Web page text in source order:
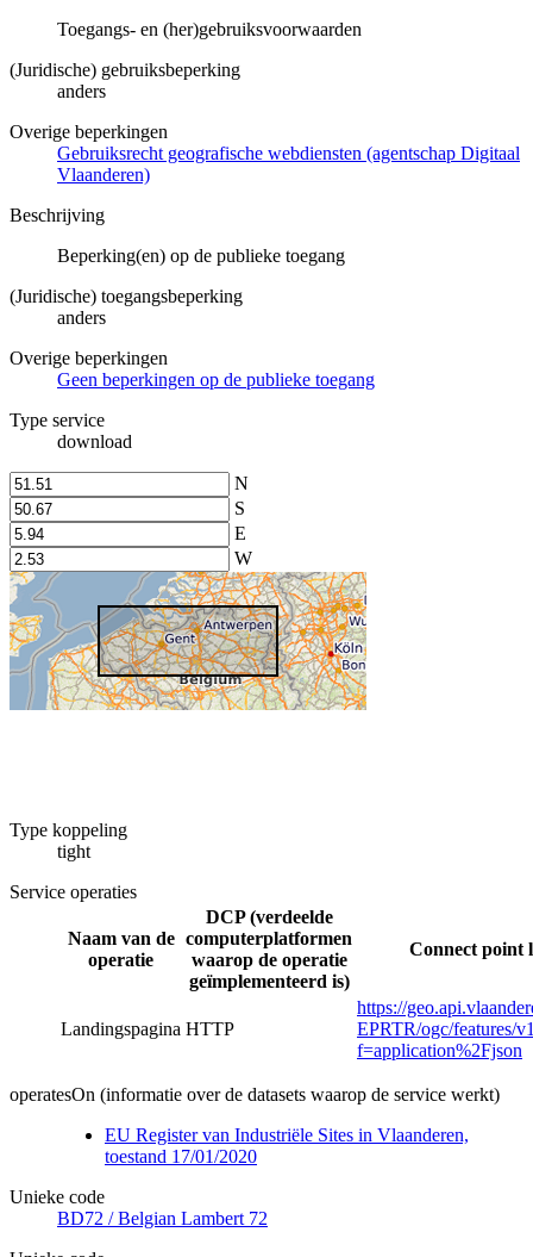
Toegangs- en (her)gebruiksvoorwaarden
(Juridische) gebruiksbeperking
anders
Overige beperkingen
Gebruiksrecht geografische webdiensten (agentschap Digitaal
Vlaanderen)
Beschrijving
Beperking(en) op de publieke toegang
(Juridische) toegangsbeperking
anders
Overige beperkingen
Geen beperkingen op de publieke toegang
Type service
download
N
S
E
W
Type koppeling
tight
Service operaties
Naam van de
operatie
DCP (verdeelde
computerplatformen
waarop de operatie
geïmplementeerd is)
Connect point
Landingspagina HTTP
https://
EPRTR/ogc/features/
f=application%2Fjson
operatesOn (informatie over de datasets waarop de service werkt)
EU Register van Industriële Sites in Vlaanderen,
toestand 17/01/2020
Unieke code
BD72 / Belgian Lambert 72